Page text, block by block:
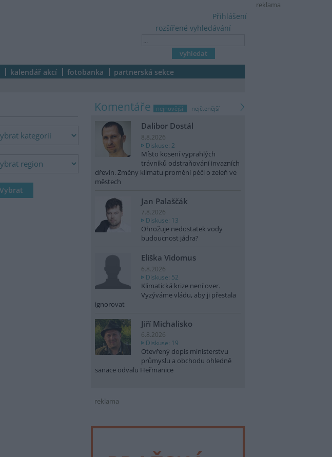
reklama
rozšířené vyhledávání
Přihlášení
kalendář akcí fotobanka partnerská sekce
komentáře nejnovější nejčtenější
Dalibor Dostál
8.8.2026
Diskuse: 2
Místo kosení vyprahlých
trávníků odstraňování invazních
dřevin. Změny klimatu promění péči o zeleň ve
městech
Jan Palaščák
7.8.2026
Diskuse: 13
Ohrožuje nedostatek vody
budoucnost jádra?
Eliška Vidomus
6.8.2026
Diskuse: 52
Klimatická krize není over.
Vyzýváme vládu, aby ji přestala
ignorovat
Jiří Michalisko
6.8.2026
Diskuse: 19
Otevřený dopis ministerstvu
průmyslu a obchodu ohledně
sanace odvalu Heřmanice
reklama